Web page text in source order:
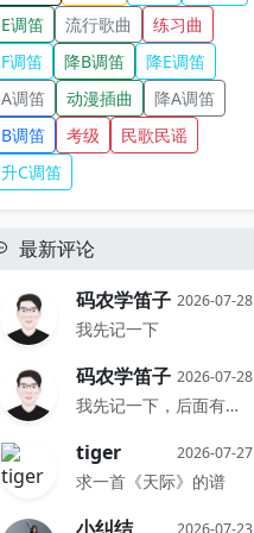
E调笛 流行歌曲
练习曲
F调笛
降B调笛
降E调笛
A调笛
动漫插曲
降A调笛
B调笛
考级
民歌民谣
升C调笛
最新评论
码农学笛子 2026-07-28
我先记一下
码农学笛子 2026-07-28
我先记一下，后面有时间再搞
tiger 2026-07-27
求一首《天际》的谱
2026-07-23